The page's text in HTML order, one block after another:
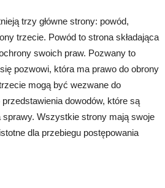
trzy główne strony: powód,
trzecie. Powód to strona składająca
swoich praw. Pozwany to
pozwowi, która ma prawo do obrony
mogą być wezwane do
dowodów, które są
sprawy. Wszystkie strony mają swoje
dla przebiegu postępowania